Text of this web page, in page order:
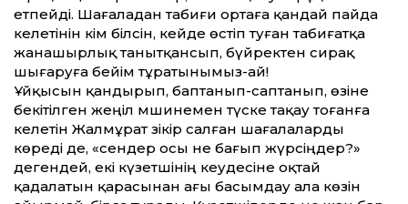
етпейді. Шағаладан табиғи ортаға қандай пайда
келетінін кім білсін, кейде өстіп туған табиғатқа
жанашырлық танытқансып, бүйректен сирақ
шығаруға бейім тұратынымыз-ай!
Ұйқысын қандырып, баптанып-саптанып, өзіне
бекітілген жеңіл мәшинемен түске тақау тоғанға
келетін Жалмұрат зікір салған шағалаларды
көреді де, «сендер осы не бағып жүрсіңдер?»
дегендей, екі күзетшінің кеудесіне оқтай
қадалатын қарасынан ағы басымдау ала көзін